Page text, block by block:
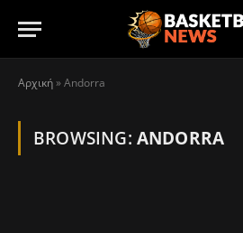
Αρχική»Andorra
BROWSING: ANDORRA